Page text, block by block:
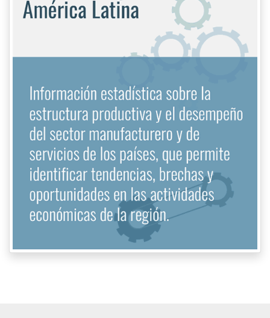
LOS ODS EN AMÉRICA LATINA
Y EL CARIBE
Centro de gestión del conocimiento estadístico